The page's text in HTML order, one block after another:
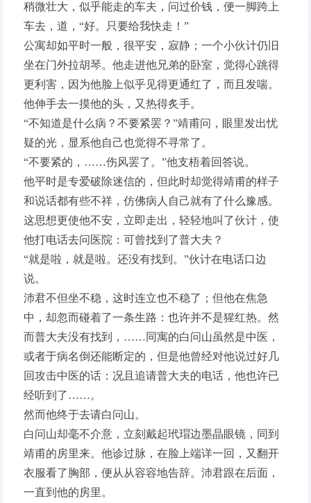
稍微壮大，似乎能走的车夫，问过价钱，便一脚跨上
车去，道，“好。只要给我快走！”
公寓却如平时一般，很平安，寂静；一个小伙计仍旧
坐在门外拉胡琴。他走进他兄弟的卧室，觉得心跳得
更利害，因为他脸上似乎见得更通红了，而且发喘。
他伸手去一摸他的头，又热得炙手。
“不知道是什么病？不要紧罢？”靖甫问，眼里发出忧
疑的光，显系他自己也觉得不寻常了。
“不要紧的，……伤风罢了。”他支梧着回答说。
他平时是专爱破除迷信的，但此时却觉得靖甫的样子
和说话都有些不祥，仿佛病人自己就有了什么豫感。
这思想更使他不安，立即走出，轻轻地叫了伙计，使
他打电话去问医院：可曾找到了普大夫？
“就是啦，就是啦。还没有找到。”伙计在电话口边
说。
沛君不但坐不稳，这时连立也不稳了；但他在焦急
中，却忽而碰着了一条生路：也许并不是猩红热。然
而普大夫没有找到，……同寓的白问山虽然是中医，
或者于病名倒还能断定的，但是他曾经对他说过好几
回攻击中医的话：况且追请普大夫的电话，他也许已
经听到了……。
然而他终于去请白问山。
白问山却毫不介意，立刻戴起玳瑁边墨晶眼镜，同到
靖甫的房里来。他诊过脉，在脸上端详一回，又翻开
衣服看了胸部，便从从容容地告辞。沛君跟在后面，
一直到他的房里。